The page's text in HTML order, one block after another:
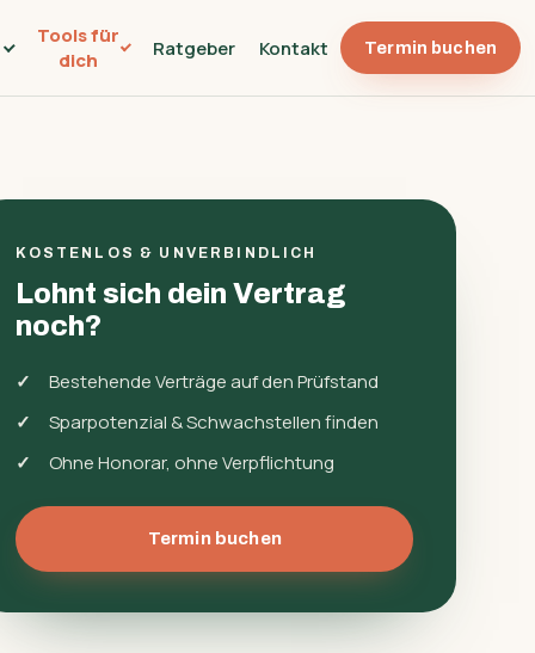
Tools für
dich
Ratgeber Kontakt Termin buchen
KOSTENLOS & UNVERBINDLICH
Lohnt sich dein Vertrag
noch?
Bestehende Verträge auf den Prüfstand
Sparpotenzial & Schwachstellen finden
Ohne Honorar, ohne Verpflichtung
Termin buchen